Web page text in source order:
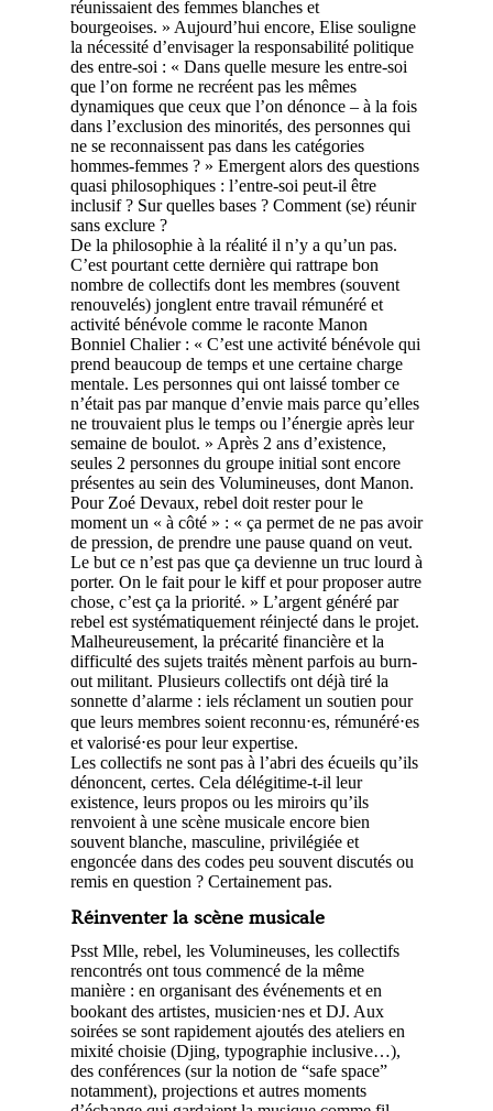
réunissaient des femmes blanches et
bourgeoises. » Aujourd’hui encore, Elise souligne
la nécessité d’envisager la responsabilité politique
des entre-soi : « Dans quelle mesure les entre-soi
que l’on forme ne recréent pas les mêmes
dynamiques que ceux que l’on dénonce – à la fois
dans l’exclusion des minorités, des personnes qui
ne se reconnaissent pas dans les catégories
hommes-femmes ? » Emergent alors des questions
quasi philosophiques : l’entre-soi peut-il être
inclusif ? Sur quelles bases ? Comment (se) réunir
sans exclure ?
De la philosophie à la réalité il n’y a qu’un pas.
C’est pourtant cette dernière qui rattrape bon
nombre de collectifs dont les membres (souvent
renouvelés) jonglent entre travail rémunéré et
activité bénévole comme le raconte Manon
Bonniel Chalier : « C’est une activité bénévole qui
prend beaucoup de temps et une certaine charge
mentale. Les personnes qui ont laissé tomber ce
n’était pas par manque d’envie mais parce qu’elles
ne trouvaient plus le temps ou l’énergie après leur
semaine de boulot. » Après 2 ans d’existence,
seules 2 personnes du groupe initial sont encore
présentes au sein des Volumineuses, dont Manon.
Pour Zoé Devaux, rebel doit rester pour le
moment un « à côté » : « ça permet de ne pas avoir
de pression, de prendre une pause quand on veut.
Le but ce n’est pas que ça devienne un truc lourd à
porter. On le fait pour le kiff et pour proposer autre
chose, c’est ça la priorité. » L’argent généré par
rebel est systématiquement réinjecté dans le projet.
Malheureusement, la précarité financière et la
difficulté des sujets traités mènent parfois au burn-
out militant. Plusieurs collectifs ont déjà tiré la
sonnette d’alarme : iels réclament un soutien pour
que leurs membres soient reconnu⋅es, rémunéré⋅es
et valorisé⋅es pour leur expertise.
Les collectifs ne sont pas à l’abri des écueils qu’ils
dénoncent, certes. Cela délégitime-t-il leur
existence, leurs propos ou les miroirs qu’ils
renvoient à une scène musicale encore bien
souvent blanche, masculine, privilégiée et
engoncée dans des codes peu souvent discutés ou
remis en question ? Certainement pas.
Réinventer la scène musicale
Psst Mlle, rebel, les Volumineuses, les collectifs
rencontrés ont tous commencé de la même
manière : en organisant des événements et en
bookant des artistes, musicien⋅nes et DJ. Aux
soirées se sont rapidement ajoutés des ateliers en
mixité choisie (Djing, typographie inclusive…),
des conférences (sur la notion de “safe space”
notamment), projections et autres moments